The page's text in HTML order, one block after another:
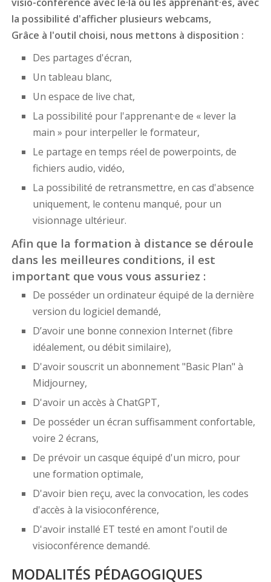
visio-conférence avec le·la ou les apprenant·es, avec
la possibilité d'afficher plusieurs webcams,
Grâce à l'outil choisi, nous mettons à disposition :
Des partages d'écran,
Un tableau blanc,
Un espace de live chat,
La possibilité pour l'apprenant·e de « lever la
main » pour interpeller le formateur,
Le partage en temps réel de powerpoints, de
fichiers audio, vidéo,
La possibilité de retransmettre, en cas d'absence
uniquement, le contenu manqué, pour un
visionnage ultérieur.
Afin que la formation à distance se déroule
dans les meilleures conditions, il est
important que vous vous assuriez :
De posséder un ordinateur équipé de la dernière
version du logiciel demandé,
D’avoir une bonne connexion Internet (fibre
idéalement, ou débit similaire),
D'avoir souscrit un abonnement "Basic Plan" à
Midjourney,
D'avoir un accès à ChatGPT,
De posséder un écran suffisamment confortable,
voire 2 écrans,
De prévoir un casque équipé d'un micro, pour
une formation optimale,
D'avoir bien reçu, avec la convocation, les codes
d'accès à la visioconférence,
D'avoir installé ET testé en amont l'outil de
visioconférence demandé.
MODALITÉS PÉDAGOGIQUES